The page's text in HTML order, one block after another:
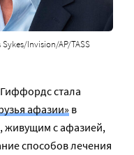
Invision/AP/TASS
стала
афазии» в
живущим с афазией,
способов лечения